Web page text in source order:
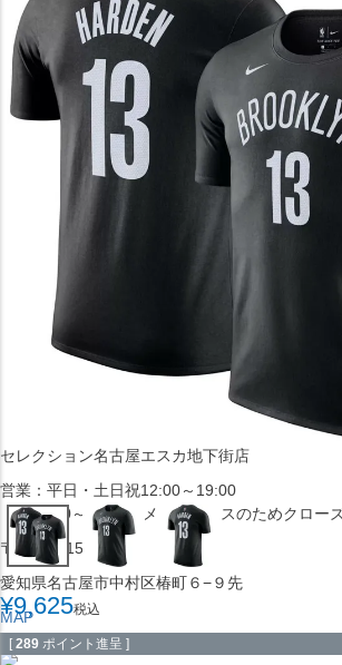
大阪府大阪市中央区西心斎橋1丁目6番14号
TEL:06-4708-3300
JR水道橋駅西口店
営業：土・日・祝日のみ 12:00-18:00
〒101-0061
東京都千代田区神田三崎町２丁目２２−１ 1F
セレクション名古屋エスカ地下街店
営業：平日・土日祝12:00～19:00
（※15:00～16:00はメンテナンスのためクローズ
〒453-0015
愛知県名古屋市中村区椿町６−９先
MAP
SHOP
¥9,625税込
[ 289 ポイント進呈 ]